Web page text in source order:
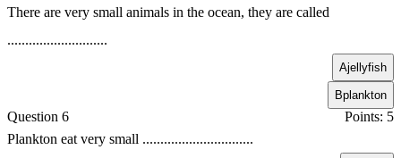
There are very small animals in the ocean, they are called
............................
Ajellyfish
Bplankton
Question 6
Points: 5
Plankton eat very small ...............................